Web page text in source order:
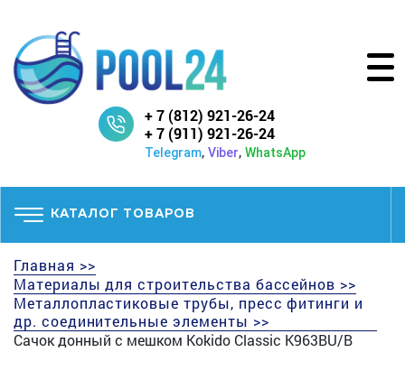
+ 7 (812) 921-26-24
+ 7 (911) 921-26-24
Telegram, Viber, WhatsApp
КАТАЛОГ ТОВАРОВ
Главная >>
Материалы для строительства бассейнов >>
Металлопластиковые трубы, пресс фитинги и
др. соединительные элементы >>
Сачок донный с мешком Kokido Classic K963BU/B